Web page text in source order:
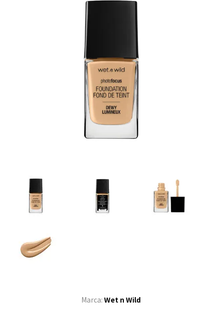
Marca: Wet n Wild